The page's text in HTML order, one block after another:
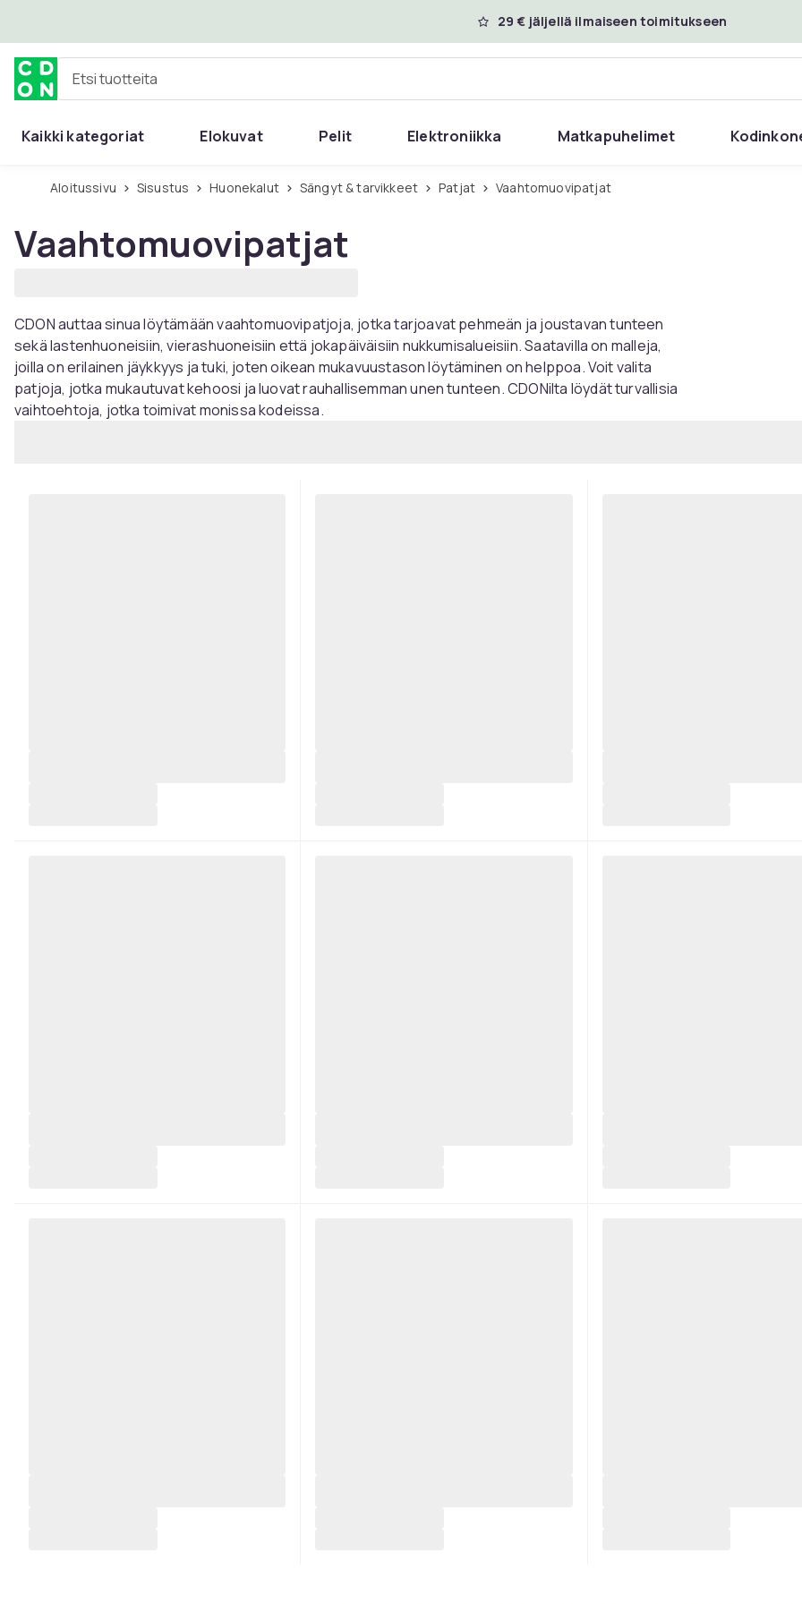
29 € jäljellä ilmaiseen toimitukseen
Etsi tuotteita
Kaikki kategoriat Elokuvat Pelit Elektroniikka Matkapuhelimet
Aloitussivu Sisustus Huonekalut Sängyt & tarvikkeet Patjat Vaahtomuovipatjat
Vaahtomuovipatjat
CDON auttaa sinua löytämään vaahtomuovipatjoja, jotka tarjoavat pehmeän ja joustavan tunteen
sekä lastenhuoneisiin, vierashuoneisiin että jokapäiväisiin nukkumisalueisiin. Saatavilla on malleja,
joilla on erilainen jäykkyys ja tuki, joten oikean mukavuustason löytäminen on helppoa. Voit valita
patjoja, jotka mukautuvat kehoosi ja luovat rauhallisemman unen tunteen. CDONilta löydät turvallisia
vaihtoehtoja, jotka toimivat monissa kodeissa.